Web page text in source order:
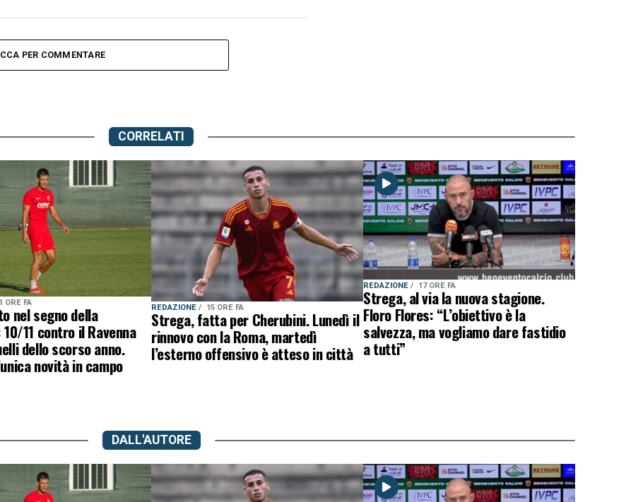
PER COMMENTARE
CORRELATI
ORE FA
nel segno della
11 contro il Ravenna
dello scorso anno.
novità in campo
REDAZIONE 15 ORE FA
Strega, fatta per Cherubini. Lunedì il
rinnovo con la Roma, martedì
l’esterno offensivo è atteso in città
REDAZIONE 17 ORE FA
Strega, al via la nuova stagione.
Floro Flores: “L’obiettivo è la
salvezza, ma vogliamo dare fastidio
a tutti”
DALL'AUTORE